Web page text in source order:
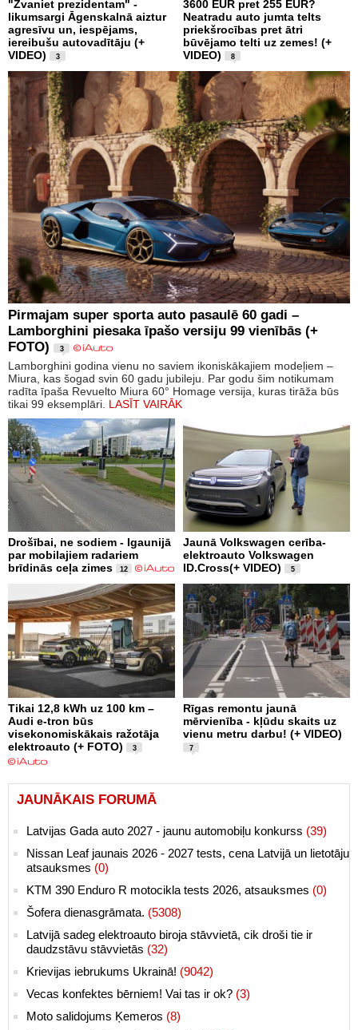
"Zvaniet prezidentam" -
likumsargi Āgenskalnā aiztur
agresīvu un, iespējams,
iereibušu autovadītāju (+
VIDEO)
3
3600 EUR pret 255 EUR?
Neatradu auto jumta telts
priekšrocības pret ātri
būvējamo telti uz zemes! (+
VIDEO)
8
Pirmajam super sporta auto pasaulē 60 gadi –
Lamborghini piesaka īpašo versiju 99 vienībās (+
FOTO)
3
Lamborghini godina vienu no saviem ikoniskākajiem modeļiem –
Miura, kas šogad svin 60 gadu jubileju. Par godu šim notikumam
radīta īpaša Revuelto Miura 60° Homage versija, kuras tirāža būs
tikai 99 eksemplāri. LASĪT VAIRĀK
Drošībai, ne sodiem - Igaunijā
par mobilajiem radariem
brīdinās ceļa zimes
12
Jaunā Volkswagen cerība-
elektroauto Volkswagen
ID.Cross(+ VIDEO)
5
Tikai 12,8 kWh uz 100 km –
Audi e-tron būs
visekonomiskākais ražotāja
elektroauto (+ FOTO)
3
Rīgas remontu jaunā
mērvienība - kļūdu skaits uz
vienu metru darbu! (+ VIDEO)
7
JAUNĀKAIS FORUMĀ
Latvijas Gada auto 2027 - jaunu automobiļu konkurss (39)
Nissan Leaf jaunais 2026 - 2027 tests, cena Latvijā un lietotāju
atsauksmes (0)
KTM 390 Enduro R motocikla tests 2026, atsauksmes (0)
Šofera dienasgrāmata. (5308)
Latvijā sadeg elektroauto biroja stāvvietā, cik droši tie ir
daudzstāvu stāvvietās (32)
Krievijas iebrukums Ukrainā! (9042)
Vecas konfektes bērniem! Vai tas ir ok? (3)
Moto salidojums Ķemeros (8)